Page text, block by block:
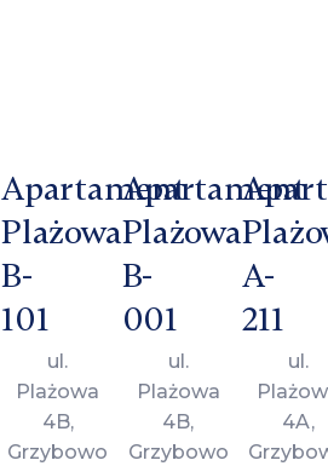
Apartament
Plażowa
B-
101
ul.
Plażowa
4B,
Grzybowo
Apartament
Plażowa
B-
001
ul.
Plażowa
4B,
Grzybowo
A-
211
ul.
4A,